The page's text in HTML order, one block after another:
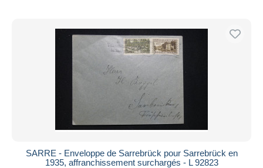
SARRE - Enveloppe de Sarrebrück pour Sarrebrück en
1935, affranchissement surchargés - L 92823